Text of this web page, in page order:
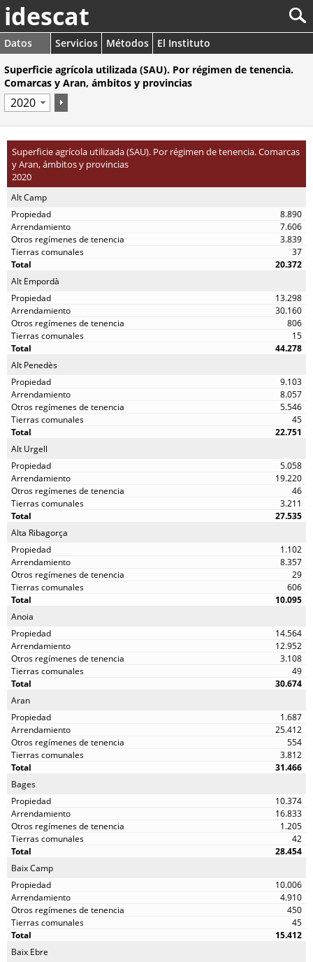
idescat
Datos Servicios Métodos
El Instituto
Superficie agrícola utilizada (SAU). Por régimen de tenencia.
Comarcas y Aran, ámbitos y provincias
Superficie agrícola utilizada (SAU). Por régimen de tenencia. Comarcas
y Aran, ámbitos y provincias
2020
Alt Camp
8.890
7.606
3.839
37
20.372
Alt Empordà
13.298
30.160
806
15
44.278
Alt Penedès
9.103
8.057
5.546
45
22.751
Alt Urgell
5.058
19.220
46
3.211
27.535
Alta Ribagorça
1.102
8.357
29
606
10.095
Anoia
14.564
12.952
3.108
49
30.674
Aran
1.687
25.412
554
3.812
31.466
Bages
10.374
16.833
1.205
42
28.454
Baix Camp
10.006
4.910
450
45
15.412
Baix Ebre